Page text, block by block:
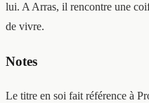
lui. A Arras, il rencontre une
de vivre.
Notes
Le titre en soi fait référence à